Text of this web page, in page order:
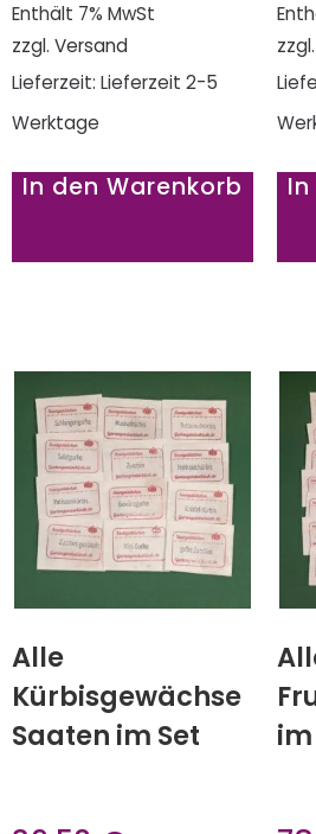
Enthält 7% MwSt
zzgl. Versand
Lieferzeit: Lieferzeit 2-5
Werktage
In den Warenkorb
zzgl.
Alle
Kürbisgewächse
Saaten im Set
im